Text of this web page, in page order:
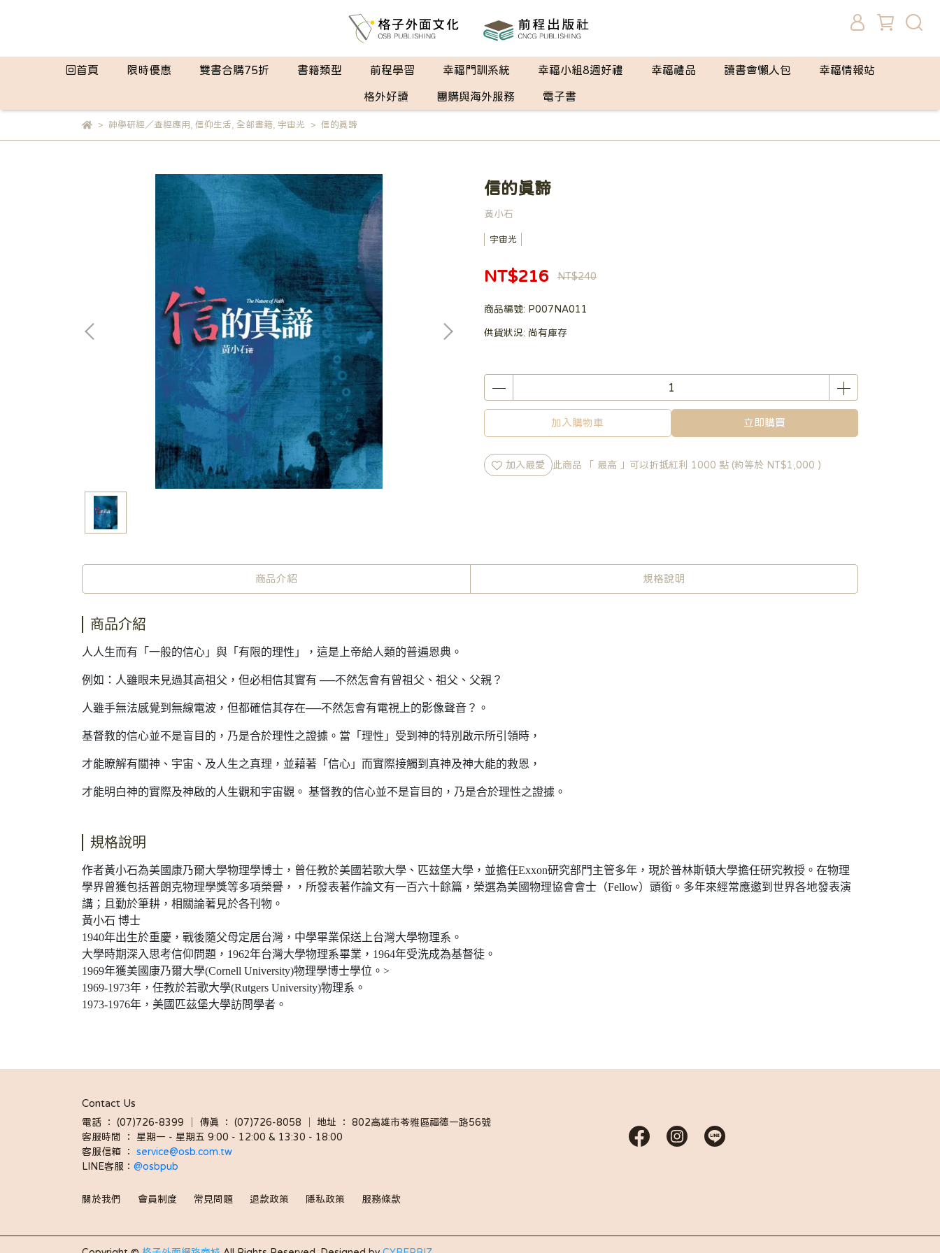
回首頁 限時優惠 雙書合購75折 書籍類型 前程學習 幸福門訓系統 幸福小組8週好禮 幸福禮品 讀書會懶人包 幸福情報站
格外好讀 團購與海外服務 電子書
神學研經／查經應用 信仰生活 全部書籍, 宇宙光 信的真諦
信的真諦
黃小石
宇宙光
NT$216 NT$240
商品編號: P007NA011
供貨狀況: 尚有庫存
加入購物車 立即購買
加入最愛 此商品 「 最高 」可以折抵紅利 1000 點 (約等於 NT$1,000 )
商品介紹 規格說明
商品介紹
人人生而有「一般的信心」與「有限的理性」，這是上帝給人類的普遍恩典。
例如：人雖眼未見過其高祖父，但必相信其實有 ──不然怎會有曾祖父、祖父、父親？
人雖手無法感覺到無線電波，但都確信其存在──不然怎會有電視上的影像聲音？。
基督教的信心並不是盲目的，乃是合於理性之證據。當「理性」受到神的特別啟示所引領時，
才能瞭解有關神、宇宙、及人生之真理，並藉著「信心」而實際接觸到真神及神大能的救恩，
才能明白神的實際及神啟的人生觀和宇宙觀。 基督教的信心並不是盲目的，乃是合於理性之證據。
規格說明
作者黃小石為美國康乃爾大學物理學博士，曾任教於美國若歌大學、匹玆堡大學，並擔任Exxon研究部門主管多年，現於普林斯頓大學擔任研究教授。在物理
學界曾獲包括普朗克物理學獎等多項榮譽，，所發表著作論文有一百六十餘篇，榮選為美國物理協會會士（Fellow）頭銜。多年來經常應邀到世界各地發表演
講；且勤於筆耕，相關論著見於各刊物。
黃小石 博士
1940年出生於重慶，戰後隨父母定居台灣，中學畢業保送上台灣大學物理系。
大學時期深入思考信仰問題，1962年台灣大學物理系畢業，1964年受洗成為基督徒。
1969年獲美國康乃爾大學(Cornell University)物理學博士學位。>
1969-1973年，任教於若歌大學(Rutgers University)物理系。
1973-1976年，美國匹茲堡大學訪問學者。
Contact Us
電話 ： (07)726-8399 │ 傳真 ： (07)726-8058 │ 地址 ： 802高雄市苓雅區福德一路56號
客服時間 ： 星期一 - 星期五 9:00 - 12:00 & 13:30 - 18:00
客服信箱 ： service@osb.com.tw
LINE客服： @osbpub
關於我們 會員制度 常見問題 退款政策 隱私政策 服務條款